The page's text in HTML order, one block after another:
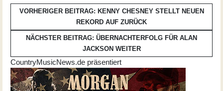
VORHERIGER BEITRAG: KENNY CHESNEY STELLT NEUEN
REKORD AUF ZURÜCK
NÄCHSTER BEITRAG: ÜBERNACHTERFOLG FÜR ALAN
JACKSON WEITER
CountryMusicNews.de präsentiert